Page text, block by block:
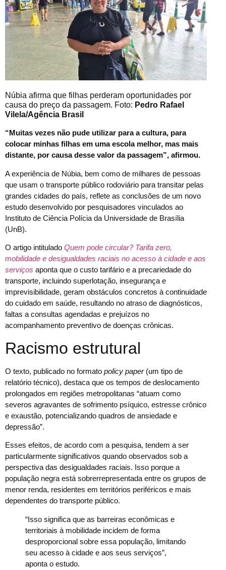
Núbia afirma que filhas perderam oportunidades por
causa do preço da passagem. Foto: Pedro Rafael
Vilela/Agência Brasil
“Muitas vezes não pude utilizar para a cultura, para
colocar minhas filhas em uma escola melhor, mas mais
distante, por causa desse valor da passagem”, afirmou.
A experiência de Núbia, bem como de milhares de pessoas
que usam o transporte público rodoviário para transitar pelas
grandes cidades do país, reflete as conclusões de um novo
estudo desenvolvido por pesquisadores vinculados ao
Instituto de Ciência Polícia da Universidade de Brasília
(UnB).
O artigo intitulado Quem pode circular? Tarifa zero,
mobilidade e desigualdades raciais no acesso à cidade e aos
serviços aponta que o custo tarifário e a precariedade do
transporte, incluindo superlotação, insegurança e
imprevisibilidade, geram obstáculos concretos à continuidade
do cuidado em saúde, resultando no atraso de diagnósticos,
faltas a consultas agendadas e prejuízos no
acompanhamento preventivo de doenças crônicas.
Racismo estrutural
O texto, publicado no formato policy paper(um tipo de
relatório técnico), destaca que os tempos de deslocamento
prolongados em regiões metropolitanas “atuam como
severos agravantes de sofrimento psíquico, estresse crônico
e exaustão, potencializando quadros de ansiedade e
depressão”.
Esses efeitos, de acordo com a pesquisa, tendem a ser
particularmente significativos quando observados sob a
perspectiva das desigualdades raciais. Isso porque a
população negra está sobrerrepresentada entre os grupos de
menor renda, residentes em territórios periféricos e mais
dependentes do transporte público.
“Isso significa que as barreiras econômicas e
territoriais à mobilidade incidem de forma
desproporcional sobre essa população, limitando
seu acesso à cidade e aos seus serviços”,
aponta o estudo.